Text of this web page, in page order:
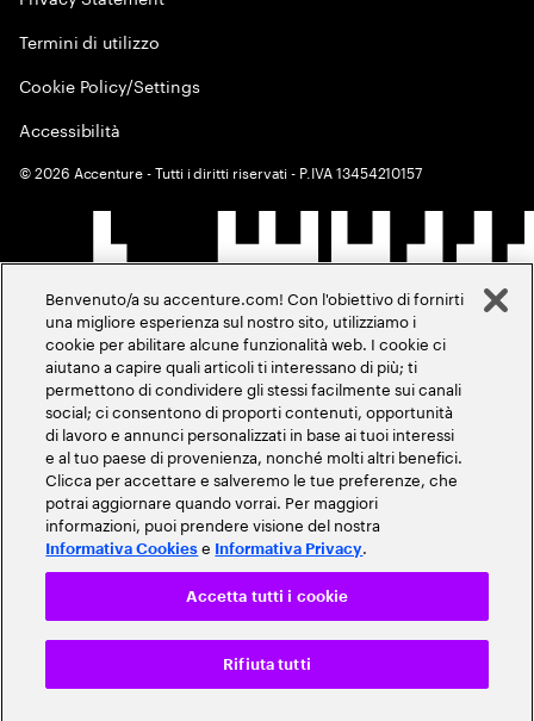
Termini di utilizzo
Cookie Policy/Settings
Accessibilità
©2026 Accenture - Tutti i diritti riservati - P.IVA 13454210157
Benvenuto/a su accenture.com! Con l'obiettivo di fornirti
una migliore esperienza sul nostro sito, utilizziamo i
cookie per abilitare alcune funzionalità web. I cookie ci
aiutano a capire quali articoli ti interessano di più; ti
permettono di condividere gli stessi facilmente sui canali
social; ci consentono di proporti contenuti, opportunità
di lavoro e annunci personalizzati in base ai tuoi interessi
e al tuo paese di provenienza, nonché molti altri benefici.
Clicca per accettare e salveremo le tue preferenze, che
potrai aggiornare quando vorrai. Per maggiori
informazioni, puoi prendere visione del nostra
Informativa Cookies e Informativa Privacy.
Rifiuta tutti
Accetta tutti i cookie